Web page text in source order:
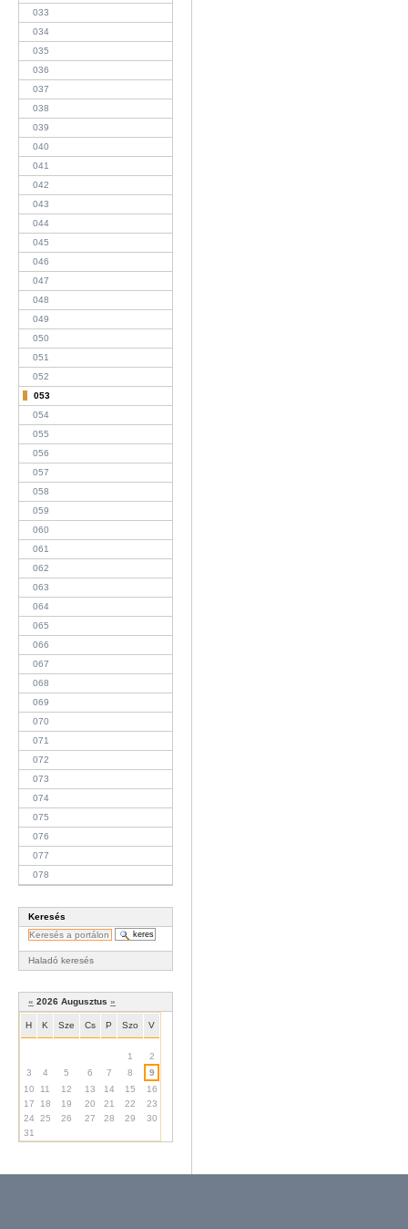
033
034
035
036
037
038
039
040
041
042
043
044
045
046
047
048
049
050
051
052
053
054
055
056
057
058
059
060
061
062
063
064
065
066
067
068
069
070
071
072
073
074
075
076
077
078
Keresés
Haladó keresés
« 2026 Augusztus »
H K Sze Cs P Szo V
1
2
3
4 5 6 7 8
9
10
11 12 13 14 15
16
17
18 19 20 21 22
23
24
25 26 27 28 29
30
31